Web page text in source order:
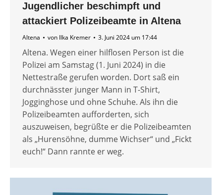
Jugendlicher beschimpft und
attackiert Polizeibeamte in Altena
Altena von Ilka Kremer 3. Juni 2024 um 17:44
Altena. Wegen einer hilflosen Person ist die
Polizei am Samstag (1. Juni 2024) in die
Nettestraße gerufen worden. Dort saß ein
durchnässter junger Mann in T-Shirt,
Jogginghose und ohne Schuhe. Als ihn die
Polizeibeamten aufforderten, sich
auszuweisen, begrüßte er die Polizeibeamten
als „Hurensöhne, dumme Wichser“ und „Fickt
euch!“ Dann rannte er weg.